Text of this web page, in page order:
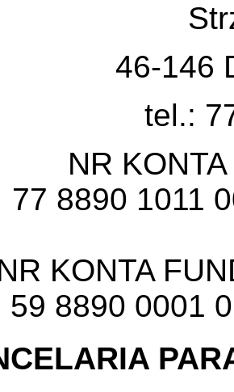
46-146
tel.:
NR
77 8890 1011
KONTA
59 8890 0001